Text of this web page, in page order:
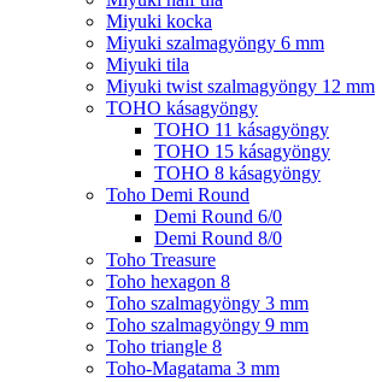
Miyuki kocka
Miyuki szalmagyöngy 6 mm
Miyuki tila
Miyuki twist szalmagyöngy 12 mm
TOHO kásagyöngy
TOHO 11 kásagyöngy
TOHO 15 kásagyöngy
TOHO 8 kásagyöngy
Toho Demi Round
Demi Round 6/0
Demi Round 8/0
Toho Treasure
Toho hexagon 8
Toho szalmagyöngy 3 mm
Toho szalmagyöngy 9 mm
Toho triangle 8
Toho-Magatama 3 mm